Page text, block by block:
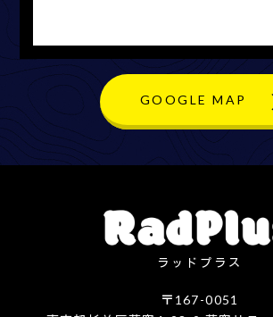
GOOGLE MAP
ラッドプラス
〒167-0051